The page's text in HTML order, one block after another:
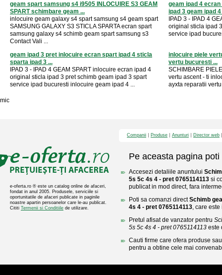
geam spart samsung s4 i9505 INLOCUIRE S3 GEAM
SPART schimbare geam ...
inlocuire geam galaxy s4 spart samsung s4 geam spart
SAMSUNG GALAXY S3 STICLA SPARTA ecran spart
samsung galaxy s4 schimb geam spart samsung s3
Contact Vali ...
geam ipad 4
ipad 3 geam ipad 4
IPAD 3 - IPAD 4
original sticla ipad
service ipad
geam ipad 3 pret inlocuire ecran spart ipad 4 sticla
sparta ipad 3 ...
IPAD 3 - IPAD 4 GEAM SPART inlocuire ecran ipad 4
original sticla ipad 3 pret schimb geam ipad 3 spart
service ipad bucuresti inlocuire geam ipad 4 ...
inlocuire piele
vertu bucuresti ...
SCHIMBARE
vertu ascent - ti
ayxta reparatii
mic
e-oferta.ro ® este un catalog online de afaceri,
fondat in anul 2005. Produsele, serviciile si
oportunitatile de afaceri publicate in paginile
noastre apartin persoanelor care le-au publicat.
Cititi Termenii si Conditiile de utilizare.
Companii Produse Anunturi Director web
Pe aceasta pagina poti
Accesezi detaliile anuntului
5s 5c 4s 4 - pret 0765114113 si
publicat in mod direct, fara
Poti sa comanzi directSchimb
4s 4 - pret 0765114113, care
Pretul afisat de vanzator pentru
5s 5c 4s 4 - pret 0765114113 este
Cauti firme care ofera produse
pentru a obtine cele mai